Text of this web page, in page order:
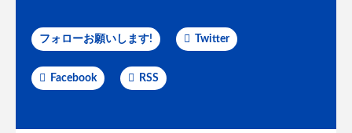
フォローお願いします! Twitter
Facebook RSS